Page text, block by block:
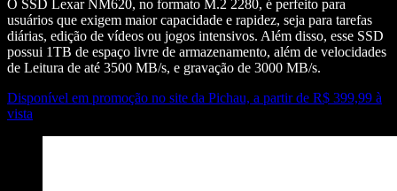
O SSD Lexar NM620, no formato M.2 2280, é perfeito para
usuários que exigem maior capacidade e rapidez, seja para tarefas
diárias, edição de vídeos ou jogos intensivos. Além disso, esse SSD
possui 1TB de espaço livre de armazenamento, além de velocidades
de Leitura de até 3500 MB/s, e gravação de 3000 MB/s.
Disponível em promoção no site da Pichau, a partir de R$ 399,99 à
vista